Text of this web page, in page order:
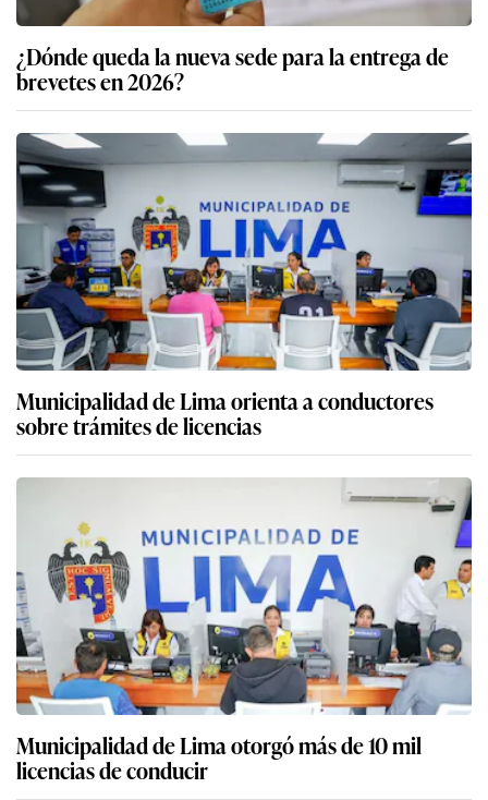
¿Dónde queda la nueva sede para la entrega de
brevetes en 2026?
Municipalidad de Lima orienta a conductores
sobre trámites de licencias
Municipalidad de Lima otorgó más de 10 mil
licencias de conducir